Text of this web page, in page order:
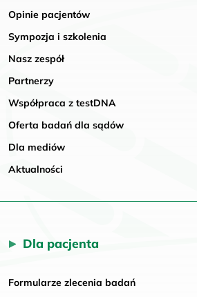
Opinie pacjentów
Sympozja i szkolenia
Nasz zespół
Partnerzy
Współpraca z testDNA
Oferta badań dla sądów
Dla mediów
Aktualności
Dla pacjenta
Formularze zlecenia badań